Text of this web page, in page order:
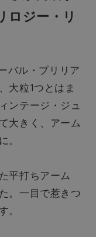
ロジー・リ
バル・ブリリア
大粒1つとはま
ンテージ・ジュ
大きく、アーム
平打ちアーム
。一目で惹きつ
。